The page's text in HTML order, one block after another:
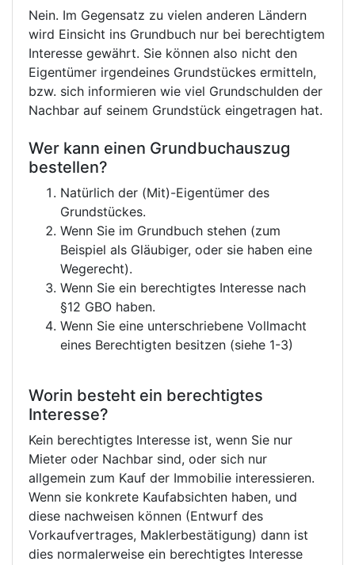
Nein. Im Gegensatz zu vielen anderen Ländern
wird Einsicht ins Grundbuch nur bei berechtigtem
Interesse gewährt. Sie können also nicht den
Eigentümer irgendeines Grundstückes ermitteln,
bzw. sich informieren wie viel Grundschulden der
Nachbar auf seinem Grundstück eingetragen hat.
Wer kann einen Grundbuchauszug
bestellen?
Natürlich der (Mit)-Eigentümer des
Grundstückes.
Wenn Sie im Grundbuch stehen (zum
Beispiel als Gläubiger, oder sie haben eine
Wegerecht).
Wenn Sie ein berechtigtes Interesse nach
§12 GBO haben.
Wenn Sie eine unterschriebene Vollmacht
eines Berechtigten besitzen (siehe 1-3)
Worin besteht ein berechtigtes
Interesse?
Kein berechtigtes Interesse ist, wenn Sie nur
Mieter oder Nachbar sind, oder sich nur
allgemein zum Kauf der Immobilie interessieren.
Wenn sie konkrete Kaufabsichten haben, und
diese nachweisen können (Entwurf des
Vorkaufvertrages, Maklerbestätigung) dann ist
dies normalerweise ein berechtigtes Interesse